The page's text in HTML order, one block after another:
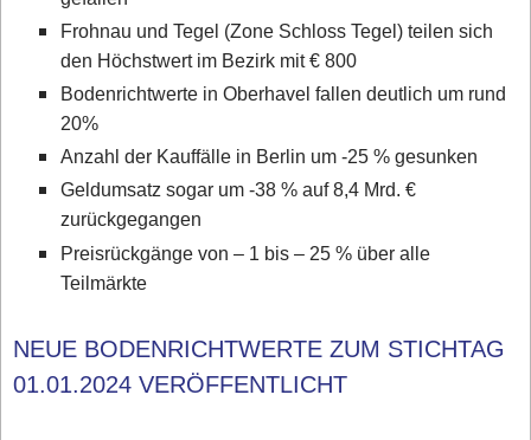
Frohnau und Tegel (Zone Schloss Tegel) teilen sich
den Höchstwert im Bezirk mit € 800
Bodenrichtwerte in Oberhavel fallen deutlich um rund
20%
Anzahl der Kauffälle in Berlin um -25 % gesunken
Geldumsatz sogar um -38 % auf 8,4 Mrd. €
zurückgegangen
Preisrückgänge von – 1 bis – 25 % über alle
Teilmärkte
NEUE BODENRICHTWERTE ZUM STICHTAG
01.01.2024 VERÖFFENTLICHT